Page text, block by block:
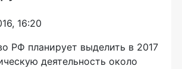
16:20
РФ планирует выделить в 2017
деятельность около